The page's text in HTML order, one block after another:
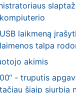
laikmeną
talpa
akimis
- truputis
tačiau šiaip siurbia